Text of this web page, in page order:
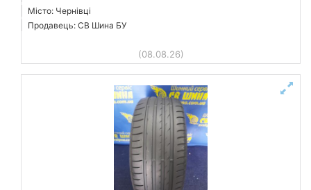
Місто: Чернівці
Продавець: СВ Шина БУ
(08.08.26)